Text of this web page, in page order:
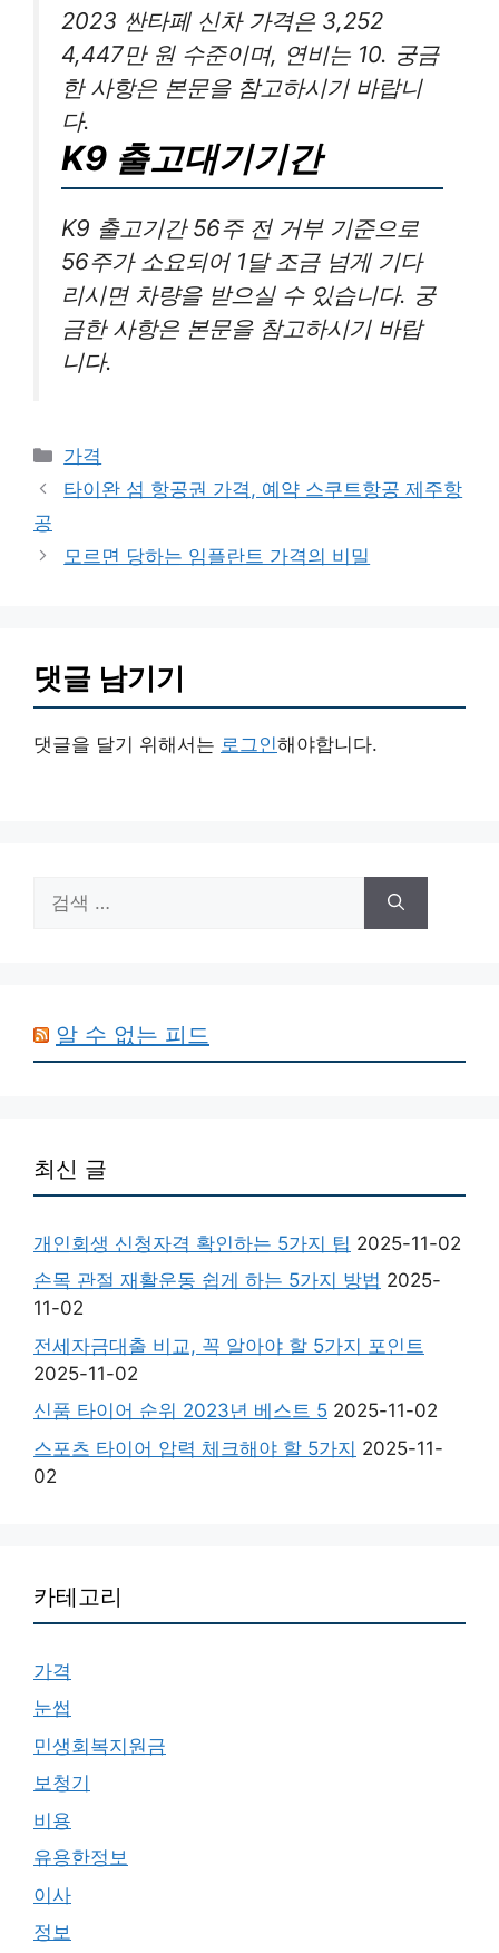
2023 싼타페 신차 가격은 3,252
4,447만 원 수준이며, 연비는 10. 궁금
한 사항은 본문을 참고하시기 바랍니
다.
K9 출고대기기간
K9 출고기간 56주 전 거부 기준으로
56주가 소요되어 1달 조금 넘게 기다
리시면 차량을 받으실 수 있습니다. 궁
금한 사항은 본문을 참고하시기 바랍
니다.
카
테
가격
타이완 섬 항공권 가격, 예약 스쿠트항공 제주항
공
모르면 당하는 임플란트 가격의 비밀
댓글 남기기
댓글을 달기 위해서는 로그인해야합니다.
색:
알 수 없는 피드
최신 글
개인회생 신청자격 확인하는 5가지 팁 2025-11-02
손목 관절 재활운동 쉽게 하는 5가지 방법 2025-
11-02
전세자금대출 비교, 꼭 알아야 할 5가지 포인트
2025-11-02
신품 타이어 순위 2023년 베스트 5 2025-11-02
스포츠 타이어 압력 체크해야 할 5가지 2025-11-
02
카테고리
가격
눈썹
민생회복지원금
보청기
비용
유용한정보
이사
정보